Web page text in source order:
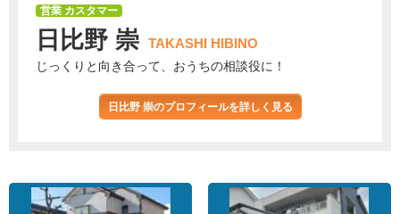
営業 カスタマー
日比野 崇 TAKASHI HIBINO
じっくりと向き合って、おうちの相談役に！
日比野 崇のプロフィールを詳しく見る